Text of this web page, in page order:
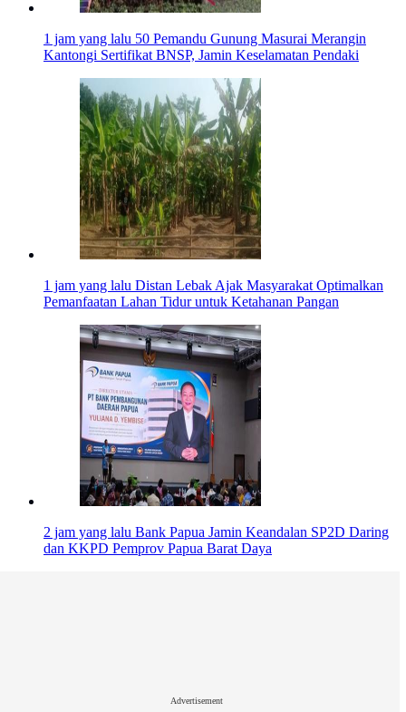
1 jam yang lalu 50 Pemandu Gunung Masurai Merangin
Kantongi Sertifikat BNSP, Jamin Keselamatan Pendaki
1 jam yang lalu Distan Lebak Ajak Masyarakat Optimalkan
Pemanfaatan Lahan Tidur untuk Ketahanan Pangan
2 jam yang lalu Bank Papua Jamin Keandalan SP2D Daring
dan KKPD Pemprov Papua Barat Daya
Advertisement